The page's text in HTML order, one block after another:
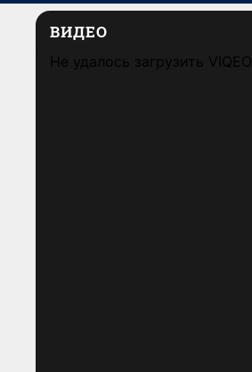
ВИДЕО
Не удалось загрузить VIQEO